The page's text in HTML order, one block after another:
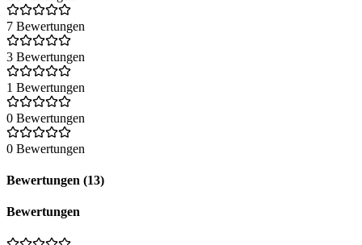
7 Bewertungen
3 Bewertungen
1 Bewertungen
0 Bewertungen
0 Bewertungen
Bewertungen (13)
Bewertungen